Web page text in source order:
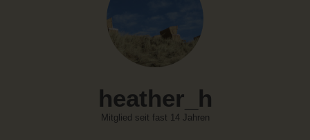
heather_h
Mitglied seit fast 14 Jahren